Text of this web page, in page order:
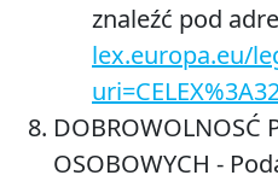
znaleźć pod
lex.europa.eu/
DOBROWOLNOSĆ
OSOBOWYCH -